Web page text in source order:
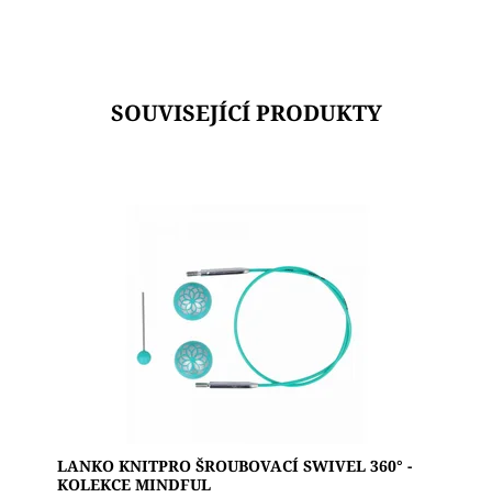
SOUVISEJÍCÍ PRODUKTY
kabelem Swivel o 360° z kolekce KnitPro Mindful.
Pletení jako všímavost je pro kolekci Mindful...
Dostupnost:
Skladem 1
KNIT PRO
LANKO KNITPRO ŠROUBOVACÍ SWIVEL 360° -
KOLEKCE MINDFUL